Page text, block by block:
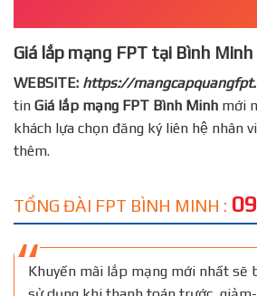
Giá lắp mạng FPT tại Bình
WEBSITE: https://
tin Giá lắp mạng FPT Bình Minh mới
khách lựa chọn đăng ký liên hệ nhân
thêm.
TỔNG ĐÀI FPT BÌNH MINH :
Khuyến mãi lắp mạng mới nhất sẽ